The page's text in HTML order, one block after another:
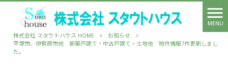
MENU
株式会社 スタウトハウス HOME
> お知らせ
>
平塚市、伊勢原市他 新築戸建て・中古戸建て・土地他 物件情報7件更新しまし
た。